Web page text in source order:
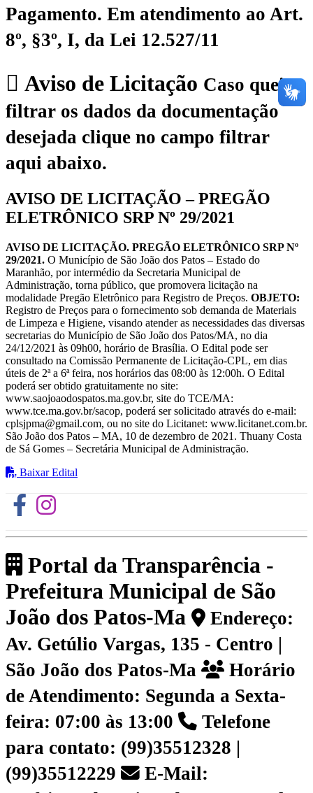
Pagamento. Em atendimento ao Art.
8º, §3º, I, da Lei 12.527/11
Aviso de Licitação Caso queira
filtrar os dados da documentação
desejada clique no campo filtrar
aqui abaixo.
AVISO DE LICITAÇÃO – PREGÃO
ELETRÔNICO SRP Nº 29/2021
AVISO DE LICITAÇÃO. PREGÃO ELETRÔNICO SRP Nº
29/2021. O Município de São João dos Patos – Estado do
Maranhão, por intermédio da Secretaria Municipal de
Administração, torna público, que promovera licitação na
modalidade Pregão Eletrônico para Registro de Preços. OBJETO:
Registro de Preços para o fornecimento sob demanda de Materiais
de Limpeza e Higiene, visando atender as necessidades das diversas
secretarias do Município de São João dos Patos/MA, no dia
24/12/2021 às 09h00, horário de Brasília. O Edital pode ser
consultado na Comissão Permanente de Licitação-CPL, em dias
úteis de 2ª a 6ª feira, nos horários das 08:00 às 12:00h. O Edital
poderá ser obtido gratuitamente no site:
www.saojoaodospatos.ma.gov.br, site do TCE/MA:
www.tce.ma.gov.br/sacop, poderá ser solicitado através do e-mail:
cplsjpma@gmail.com, ou no site do Licitanet: www.licitanet.com.br.
São João dos Patos – MA, 10 de dezembro de 2021. Thuany Costa
de Sá Gomes – Secretária Municipal de Administração.
Baixar Edital
Portal da Transparência -
Prefeitura Municipal de São
João dos Patos-Ma
Endereço:
Av. Getúlio Vargas, 135 - Centro |
São João dos Patos-Ma
Horário
de Atendimento: Segunda a Sexta-
feira: 07:00 às 13:00
Telefone
para contato: (99)35512328 |
(99)35512229
E-Mail: